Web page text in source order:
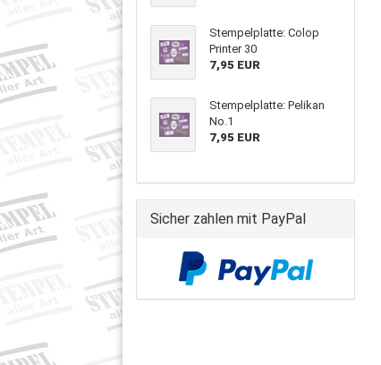
Stempelplatte: Colop
Printer 30
7,95 EUR
Stempelplatte: Pelikan
No.1
7,95 EUR
Sicher zahlen mit PayPal